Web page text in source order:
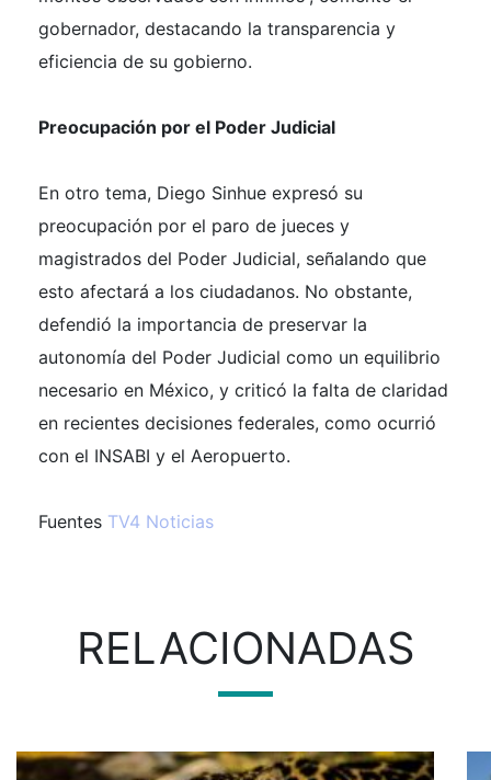
gobernador, destacando la transparencia y
eficiencia de su gobierno.
Preocupación por el Poder Judicial
En otro tema, Diego Sinhue expresó su
preocupación por el paro de jueces y
magistrados del Poder Judicial, señalando que
esto afectará a los ciudadanos. No obstante,
defendió la importancia de preservar la
autonomía del Poder Judicial como un equilibrio
necesario en México, y criticó la falta de claridad
en recientes decisiones federales, como ocurrió
con el INSABI y el Aeropuerto.
Fuentes TV4 Noticias
RELACIONADAS